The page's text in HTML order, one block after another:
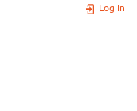
Log In